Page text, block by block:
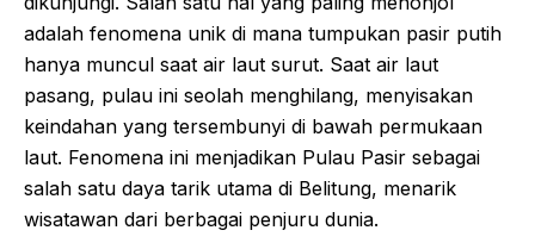
adalah fenomena unik di mana tumpukan pasir putih
hanya muncul saat air laut surut. Saat air laut
pasang, pulau ini seolah menghilang, menyisakan
keindahan yang tersembunyi di bawah permukaan
laut. Fenomena ini menjadikan Pulau Pasir sebagai
salah satu daya tarik utama di Belitung, menarik
wisatawan dari berbagai penjuru dunia.